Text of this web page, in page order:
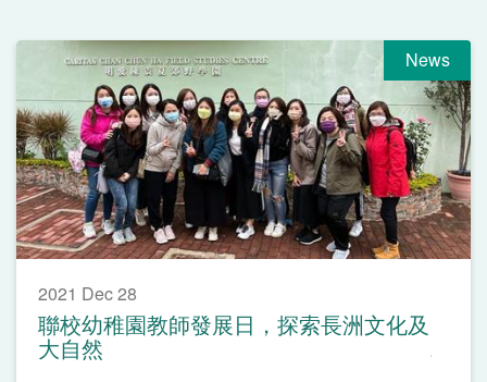
News
2021 Dec 28
聯校幼稚園教師發展日，探索長洲文化及
大自然